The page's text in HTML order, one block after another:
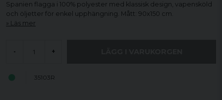
Spanien flagga i 100% polyester med klassisk design, vapensköld
och öljetter för enkel upphängning. Mått: 90x150 cm.
Läs mer
- +
35103R